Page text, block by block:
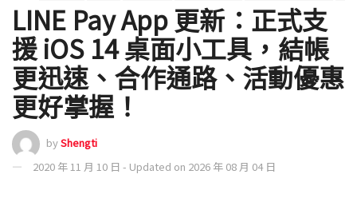
LINE Pay App 更新：正式支
援 iOS 14 桌面小工具，結帳
更迅速、合作通路、活動優惠
更好掌握！
byShengti
2020 年 11 月 10 日 - Updated on 2026 年 08 月 04 日